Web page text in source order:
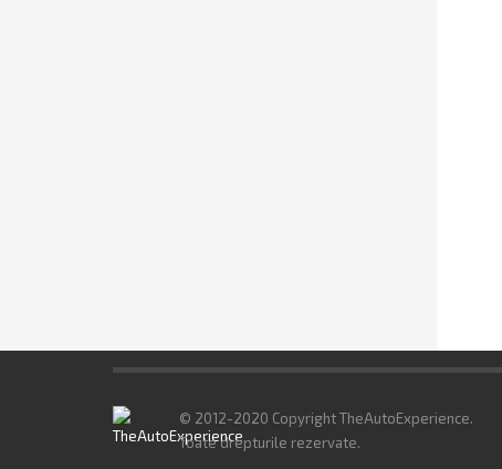
© 2012-2020 Copyright TheAutoExperience.
Toate drepturile rezervate.